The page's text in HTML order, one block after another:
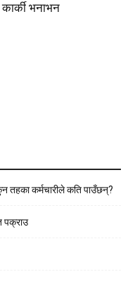
भनाभन
तहका कर्मचारीले कति पाउँछन्?
पक्राउ